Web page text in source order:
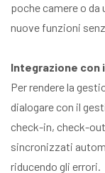
poche camere o
nuove funzioni
Integrazione
Per rendere la
dialogare con il
check-in, check-
sincronizzati
riducendo gli errori.